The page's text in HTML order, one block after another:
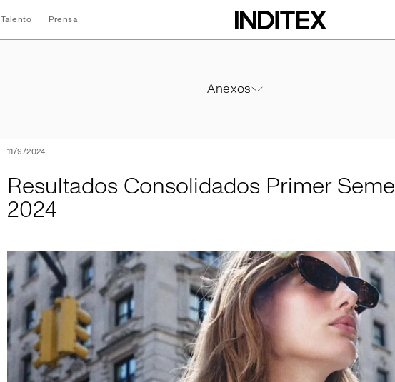
Talento Prensa
11/9/2024
Resultados Consolidados Primer
2024
Anexos